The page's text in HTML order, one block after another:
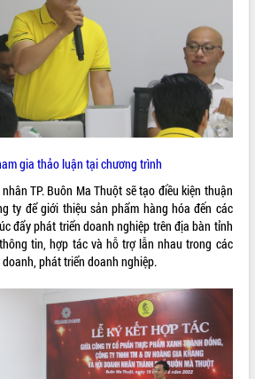
phí
Pui
kỳ
Việt
gia thảo luận tại chương trình
TP. Buôn Ma Thuột sẽ tạo điều kiện thuận
ty để giới thiệu sản phẩm hàng hóa đến các
đẩy phát triển doanh nghiệp trên địa bàn tỉnh
tin, hợp tác và hỗ trợ lẫn nhau trong các
phát triển doanh nghiệp.